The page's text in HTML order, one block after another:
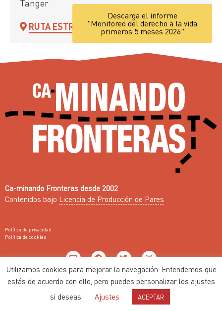
Tanger
RUTA ESTRECHO
Descarga el informe
"Monitoreo del derecho a la vida
primeros 5 meses 2026"
Ca-minando Fronteras desde 2002
Contenidos bajo Licencia de Producción de Pares
Política de privacidad
Política de cookies
Web con ♥ porNodo Común
Utilizamos cookies para mejorar la navegación. Entendemos que
estás de acuerdo con ello, pero puedes personalizar los ajustes
si deseas.
Ajustes ACEPTAR